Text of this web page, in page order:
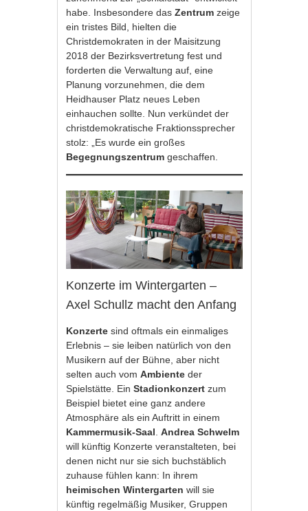
habe. Insbesondere dasZentrumzeige
ein tristes Bild, hielten die
Christdemokraten in der Maisitzung
2018 der Bezirksvertretung fest und
forderten die Verwaltung auf, eine
Planung vorzunehmen, die dem
Heidhauser Platz neues Leben
einhauchen sollte. Nun verkündet der
christdemokratische Fraktionssprecher
stolz: „Es wurde ein großes
Begegnungszentrumgeschaffen.
Konzerte im Wintergarten –
Axel Schullz macht den Anfang
Konzertesind oftmals ein einmaliges
Erlebnis – sie leiben natürlich von den
Musikern auf der Bühne, aber nicht
selten auch vomAmbienteder
Spielstätte. EinStadionkonzertzum
Beispiel bietet eine ganz andere
Atmosphäre als ein Auftritt in einem
Kammermusik-Saal .Andrea Schwelm
will künftig Konzerte veranstalteten, bei
denen nicht nur sie sich buchstäblich
zuhause fühlen kann: In ihrem
heimischen Wintergarten will sie
künftig regelmäßig Musiker, Gruppen